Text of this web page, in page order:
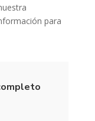
para